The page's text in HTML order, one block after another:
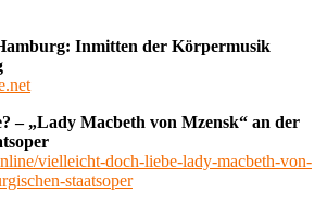
Inmitten der Körpermusik
– „Lady Macbeth von Mzensk“ an der
vielleicht-doch-liebe-lady-macbeth-von-
staatsoper